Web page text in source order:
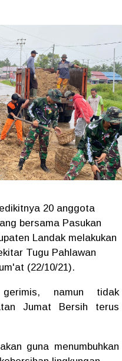
20 anggota
bersama Pasukan
Landak melakukan
Tugu Pahlawan
(22/10/21).
namun tidak
Jumat Bersih terus
guna menumbuhkan